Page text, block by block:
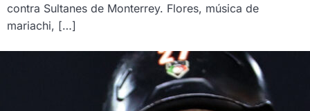
contra Sultanes de Monterrey. Flores, música de
mariachi, […]